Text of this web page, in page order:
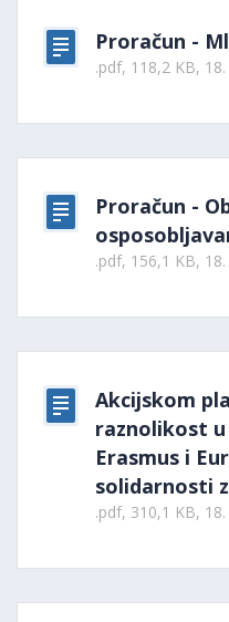
Proračun -
.pdf, 118,2 KB,
Proračun -
.pdf, 156,1 KB,
Akcijskom
raznolikost
Erasmus i
solidarnosti
.pdf, 310,1 KB,